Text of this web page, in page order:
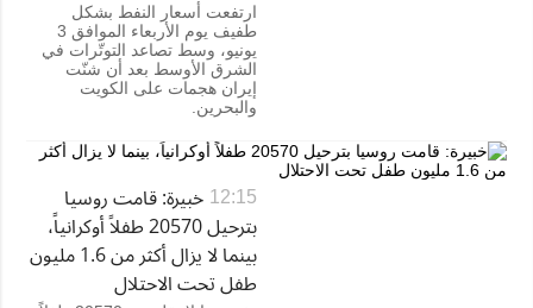
ارتفعت أسعار النفط بشكل
طفيف يوم الأربعاء الموافق 3
يونيو، وسط تصاعد التوتّرات في
الشرق الأوسط بعد أن شنّت
إيران هجمات على الكويت
والبحرين.
12:15 خبيرة: قامت روسيا
بترحيل 20570 طفلاً أوكرانياً،
بينما لا يزال أكثر من 1.6 مليون
طفل تحت الاحتلال